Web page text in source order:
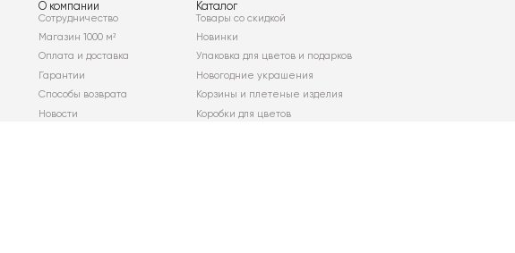
О компании
Сотрудничество
Магазин 1000 м²
Оплата и доставка
Гарантии
Способы возврата
Новости
Каталог
Товары со скидкой
Новинки
Упаковка для цветов и подарков
Новогодние украшения
Корзины и плетеные изделия
Коробки для цветов